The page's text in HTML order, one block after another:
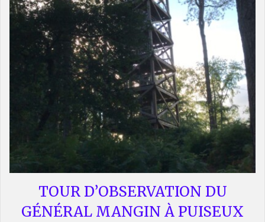
TOUR D’OBSERVATION DU
GÉNÉRAL MANGIN À PUISEUX